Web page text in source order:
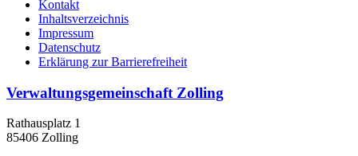
Kontakt
Inhaltsverzeichnis
Impressum
Datenschutz
Erklärung zur Barrierefreiheit
Verwaltungsgemeinschaft Zolling
Rathausplatz 1
85406 Zolling